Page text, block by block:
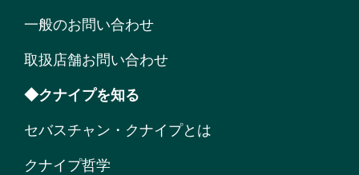
一般のお問い合わせ
取扱店舗お問い合わせ
◆クナイプを知る
セバスチャン・クナイプとは
クナイプ哲学